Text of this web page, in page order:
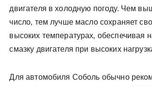
двигателя в холодную погоду. Чем
число‚ тем лучше масло сохраняет
высоких температурах‚ обеспечивая
смазку двигателя при высоких
Для автомобиля Соболь обычно